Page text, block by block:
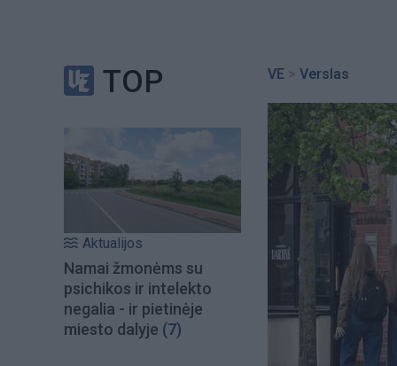
TOP
Aktualijos
Namai žmonėms su
psichikos ir intelekto
negalia - ir pietinėje
miesto dalyje (7)
VE > Verslas